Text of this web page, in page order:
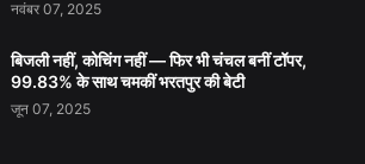
नवंबर 07, 2025
बिजली नहीं, कोचिंग नहीं — फिर भी चंचल बनीं टॉपर,
99.83% के साथ चमकीं भरतपुर की बेटी
जून 07, 2025